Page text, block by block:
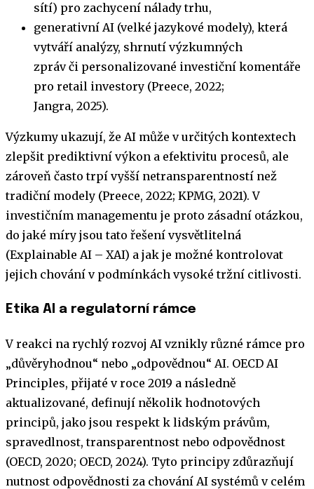
sítí) pro zachycení nálady trhu,
generativní AI (velké jazykové modely), která
vytváří analýzy, shrnutí výzkumných
zpráv či personalizované investiční komentáře
pro retail investory (Preece, 2022;
Jangra, 2025).
Výzkumy ukazují, že AI může v určitých kontextech
zlepšit prediktivní výkon a efektivitu procesů, ale
zároveň často trpí vyšší netransparentností než
tradiční modely (Preece, 2022; KPMG, 2021). V
investičním managementu je proto zásadní otázkou,
do jaké míry jsou tato řešení vysvětlitelná
(Explainable AI – XAI) a jak je možné kontrolovat
jejich chování v podmínkách vysoké tržní citlivosti.
Etika AI a regulatorní rámce
V reakci na rychlý rozvoj AI vznikly různé rámce pro
„důvěryhodnou“ nebo „odpovědnou“ AI. OECD AI
Principles, přijaté v roce 2019 a následně
aktualizované, definují několik hodnotových
principů, jako jsou respekt k lidským právům,
spravedlnost, transparentnost nebo odpovědnost
(OECD, 2020; OECD, 2024). Tyto principy zdůrazňují
nutnost odpovědnosti za chování AI systémů v celém